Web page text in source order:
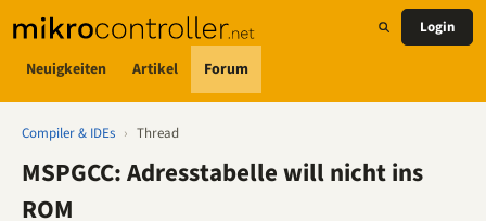
Neuigkeiten Artikel Forum
Login
Compiler & IDEs › Thread
MSPGCC: Adresstabelle will nicht ins
ROM